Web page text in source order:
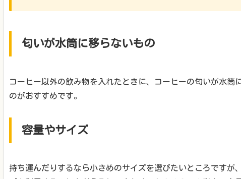
匂いが水筒に移らないもの
コーヒー以外の飲み物を入れたときに、コーヒーの匂いが水
のがおすすめです。
容量やサイズ
持ち運んだりするなら小さめのサイズを選びたいところです